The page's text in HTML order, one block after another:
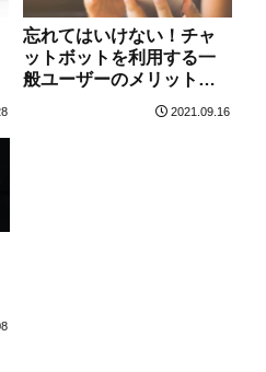
忘れてはいけない！チャ
ットボットを利用する一
般ユーザーのメリットに
2021.09.16